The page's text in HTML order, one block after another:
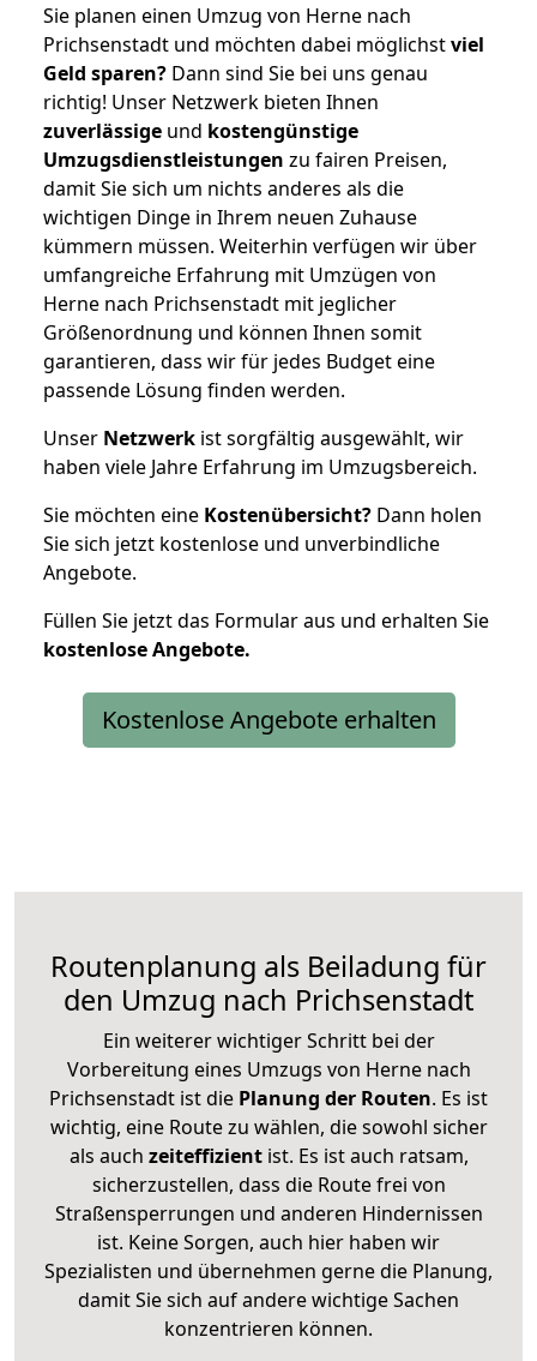
Sie planen einen Umzug von Herne nach
Prichsenstadt und möchten dabei möglichstviel
Geld sparen? Dann sind Sie bei uns genau
richtig! Unser Netzwerk bieten Ihnen
zuverlässige und kostengünstige
Umzugsdienstleistungen zu fairen Preisen,
damit Sie sich um nichts anderes als die
wichtigen Dinge in Ihrem neuen Zuhause
kümmern müssen. Weiterhin verfügen wir über
umfangreiche Erfahrung mit Umzügen von
Herne nach Prichsenstadt mit jeglicher
Größenordnung und können Ihnen somit
garantieren, dass wir für jedes Budget eine
passende Lösung finden werden.
Unser Netzwerk ist sorgfältig ausgewählt, wir
haben viele Jahre Erfahrung im Umzugsbereich.
Sie möchten eine Kostenübersicht? Dann holen
Sie sich jetzt kostenlose und unverbindliche
Angebote.
Füllen Sie jetzt das Formular aus und erhalten Sie
kostenloseAngebote.
Kostenlose Angebote erhalten
Routenplanung als Beiladung für
den Umzug nach Prichsenstadt
Ein weiterer wichtiger Schritt bei der
Vorbereitung eines Umzugs von Herne nach
Prichsenstadt ist die Planung der Routen. Es ist
wichtig, eine Route zu wählen, die sowohl sicher
als auch zeiteffizientist. Es ist auch ratsam,
sicherzustellen, dass die Route frei von
Straßensperrungen und anderen Hindernissen
ist. Keine Sorgen, auch hier haben wir
Spezialisten und übernehmen gerne die Planung,
damit Sie sich auf andere wichtige Sachen
konzentrieren können.